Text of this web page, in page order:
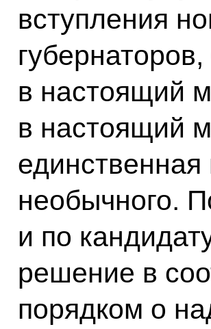
вступления
в настоящий
в настоящий
единственная
необычного.
и по
решение в
порядком о